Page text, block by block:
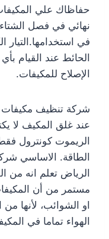
حفاظاك علي
نهائي في فصل
في استخدامها.التيار
الحائط عند القيام
الإصلاح للمكيفات.
شركة تنظيف
عند غلق المكيف لا
الريموت كونترول
الطاقة. الاساسي
الرياض تعلم انه من
مستمر من أن
او الشوائب، لأنها
الهواء تماما في